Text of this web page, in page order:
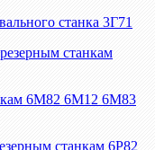
станка 3Г71
станкам
6М82 6М12 6М83
станкам 6Р82